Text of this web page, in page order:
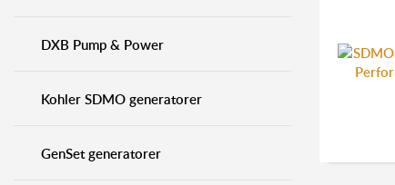
DXB Pump & Power
Kohler SDMO generatorer
GenSet generatorer